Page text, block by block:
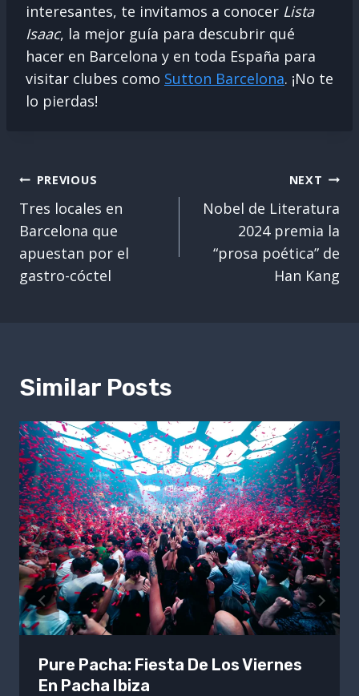
interesantes, te invitamos a conocer Lista
Isaac, la mejor guía para descubrir qué
hacer en Barcelona y en toda España para
visitar clubes como Sutton Barcelona. ¡No te
lo pierdas!
Post
Navigation
PREVIOUS
Tres locales en
Barcelona que
apuestan por el
gastro-cóctel
NEXT
Nobel de Literatura
2024 premia la
“prosa poética” de
Han Kang
Similar Posts
Pure Pacha: Fiesta De Los Viernes
En Pacha Ibiza